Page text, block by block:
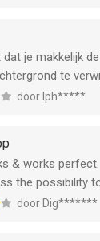
dat je makkelijk
te
door Iph*****
& works perfect.
the possibility
door Dig*******